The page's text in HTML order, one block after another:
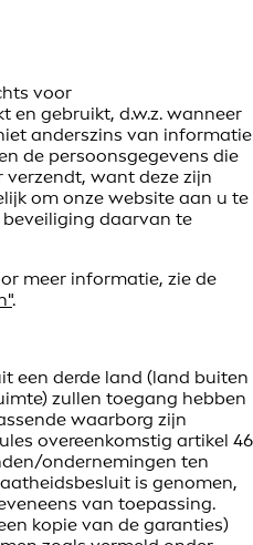
voor
en gebruikt, d.w.z. wanneer
anderszins van informatie
de persoonsgegevens die
verzendt, want deze zijn
om onze website aan u te
daarvan te
meer informatie, zie de
.
een derde land (land buiten
zullen toegang hebben
waarborg zijn
overeenkomstig artikel 46
ondernemingen ten
is genomen,
van toepassing.
kopie van de garanties)